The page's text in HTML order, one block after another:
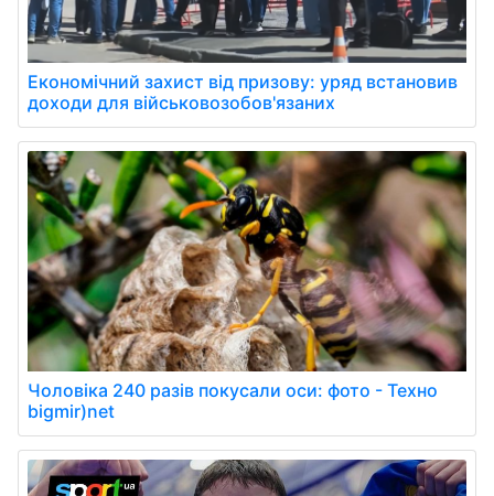
Економічний захист від призову: уряд встановив
доходи для військовозобов'язаних
Чоловіка 240 разів покусали оси: фото - Техно
bigmir)net